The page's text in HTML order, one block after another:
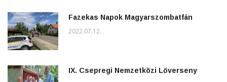
Fazekas Napok Magyarszombatfán
2022.07.12.
IX. Csepregi Nemzetközi Lőverseny